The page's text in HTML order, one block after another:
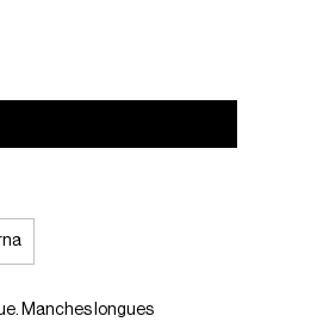
Manches longues